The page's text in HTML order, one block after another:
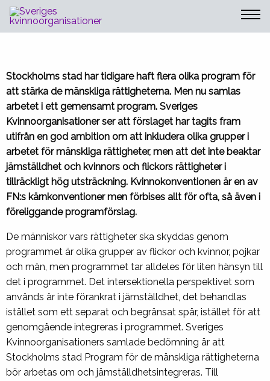
Sveriges Kvinnoorganisationer
Program för de mänskliga
rättigheterna (KS2023/1159)
Stockholms stad har tidigare haft flera olika program för
att stärka de mänskliga rättigheterna. Men nu samlas
arbetet i ett gemensamt program. Sveriges
Kvinnoorganisationer ser att förslaget har tagits fram
utifrån en god ambition om att inkludera olika grupper i
arbetet för mänskliga rättigheter, men att det inte beaktar
jämställdhet och kvinnors och flickors rättigheter i
tillräckligt hög utsträckning. Kvinnokonventionen är en av
FN:s kärnkonventioner men förbises allt för ofta, så även i
föreliggande programförslag.
De människor vars rättigheter ska skyddas genom
programmet är olika grupper av flickor och kvinnor, pojkar
och män, men programmet tar alldeles för liten hänsyn till
det i programmet. Det intersektionella perspektivet som
används är inte förankrat i jämställdhet, det behandlas
istället som ett separat och begränsat spår, istället för att
genomgående integreras i programmet. Sveriges
Kvinnoorganisationers samlade bedömning är att
Stockholms stad Program för de mänskliga rättigheterna
bör arbetas om och jämställdhetsintegreras. Till